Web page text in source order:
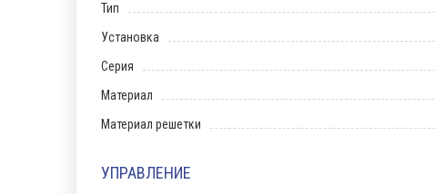
Тип
Установка
Серия
Материал
Материал решетки
УПРАВЛЕНИЕ